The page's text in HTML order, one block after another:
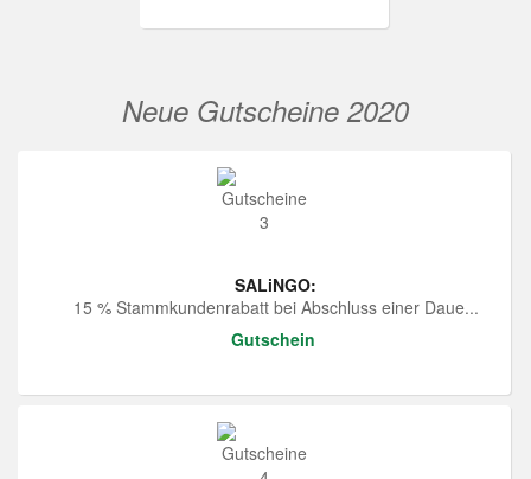
Neue Gutscheine 2020
SALiNGO:
15 % Stammkundenrabatt bei Abschluss einer Daue...
Gutschein